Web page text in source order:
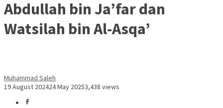
Abdullah bin Ja’far dan
Watsilah bin Al-Asqa’
Muhammad Saleh
19 August 202424 May 20253,438 views